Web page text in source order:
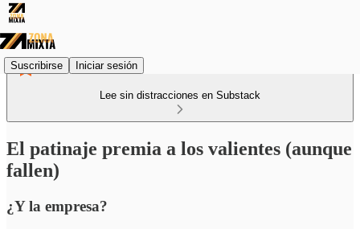
Suscribirse Iniciar sesión
Lee sin distracciones en Substack
El patinaje premia a los valientes (aunque
fallen)
¿Y la empresa?